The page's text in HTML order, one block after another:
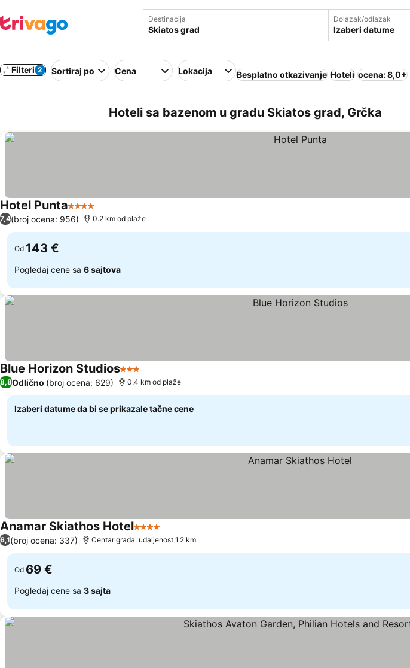
Destinacija Dolazak/odlazak
Izaberi datume
Filteri 2 Sortiraj po Cena Lokacija Besplatno otkazivanje Hoteli ocena: 8,0+
Hoteli sa bazenom u gradu Skiatos grad, Grčka
Hotel Punta4 Zvezdice
7,4(broj ocena: 956) 0.2 km od plaže
Od 143 €
Pogledaj cene sa 6 sajtova
Blue Horizon Studios3 Zvezdice
8,8Odlično (broj ocena: 629) 0.4 km od plaže
Izaberi datume da bi se prikazale tačne cene
Anamar Skiathos Hotel4 Zvezdice
6,1(broj ocena: 337) Centar grada: udaljenost 1.2 km
Od 69 €
Pogledaj cene sa 3 sajta